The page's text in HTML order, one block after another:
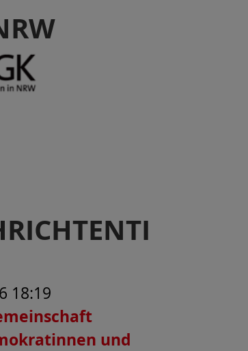
18:19
und